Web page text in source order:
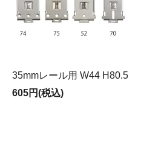
35mmレール用 W44 H80.5
605円(税込)